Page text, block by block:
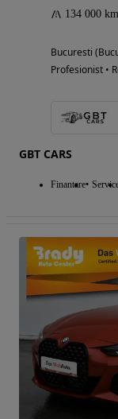
134 000 km
Bucuresti
Profesionist •
GBT CARS
Finantare